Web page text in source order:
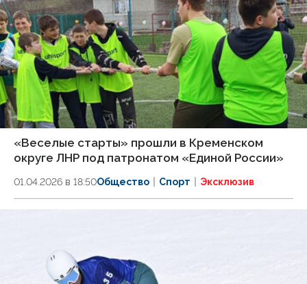
«Веселые старты» прошли в Кременском
округе ЛНР под патронатом «Единой России»
01.04.2026 в 18:50Общество Спорт Эксклюзив